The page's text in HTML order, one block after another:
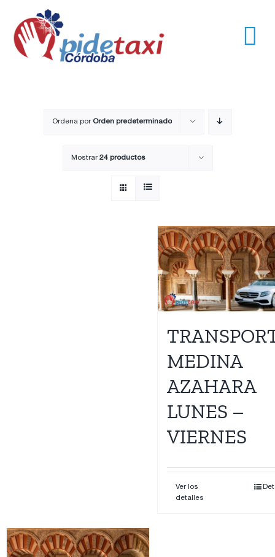
contenido
EmpresasOrdena por Orden predeterminado
Mostrar24 productos
MEDINA
AZAHARA
LUNES –
VIERNES
Ver los
detalles